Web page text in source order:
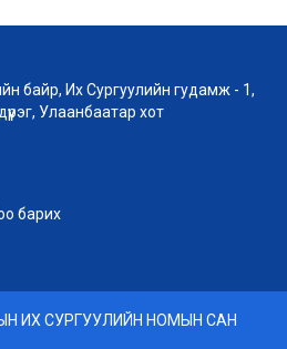
байр, Их Сургуулийн гудамж - 1,
Улаанбаатар хот
барих
ИХ СУРГУУЛИЙН НОМЫН САН